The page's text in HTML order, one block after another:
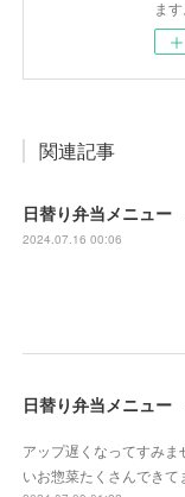
ます
関連記事
日替り弁当メニュ
2024.07.16 00:06
日替り弁当メニュ
アップ遅くなってすみ
いお惣菜たくさんできて